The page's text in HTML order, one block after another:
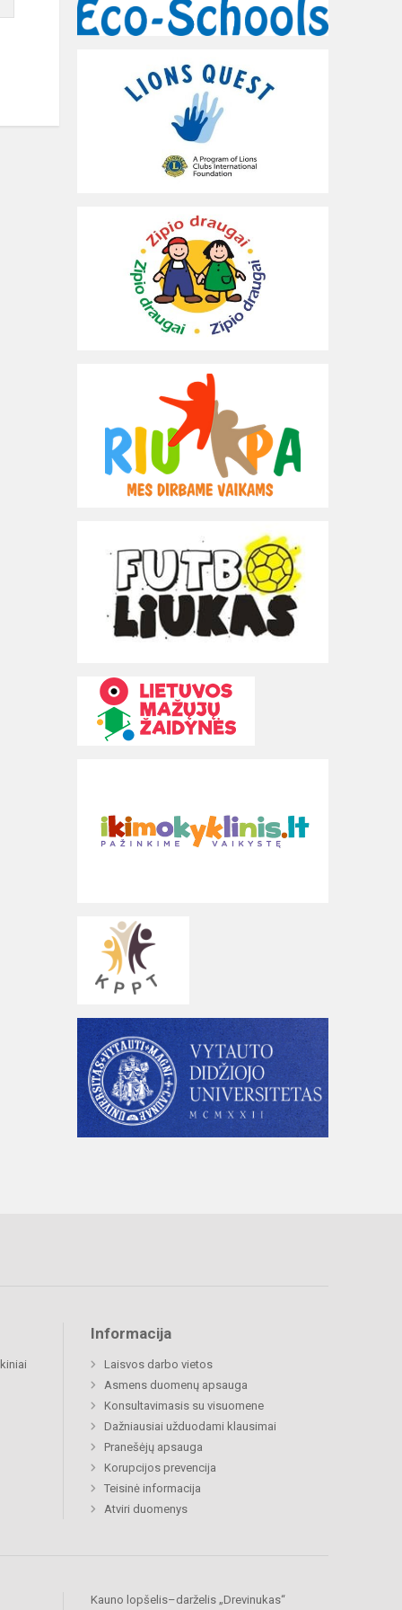
Informacija
Laisvos darbo vietos
Asmens duomenų apsauga
Konsultavimasis su visuomene
Dažniausiai užduodami klausimai
Pranešėjų apsauga
Korupcijos prevencija
Teisinė informacija
Atviri duomenys
Kauno lopšelis–darželis „Drevinukas“